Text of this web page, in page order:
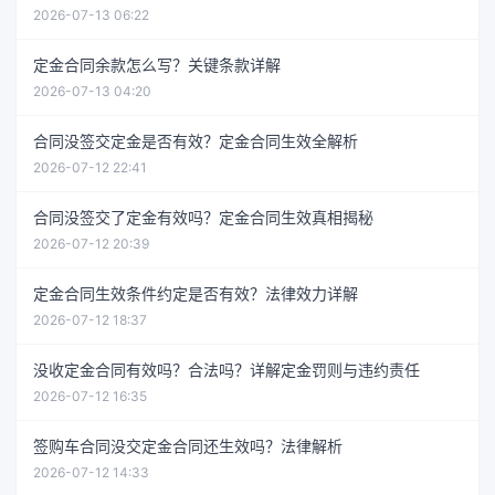
2026-07-13 06:22
定金合同余款怎么写？关键条款详解
2026-07-13 04:20
合同没签交定金是否有效？定金合同生效全解析
2026-07-12 22:41
合同没签交了定金有效吗？定金合同生效真相揭秘
2026-07-12 20:39
定金合同生效条件约定是否有效？法律效力详解
2026-07-12 18:37
没收定金合同有效吗？合法吗？详解定金罚则与违约责任
2026-07-12 16:35
签购车合同没交定金合同还生效吗？法律解析
2026-07-12 14:33